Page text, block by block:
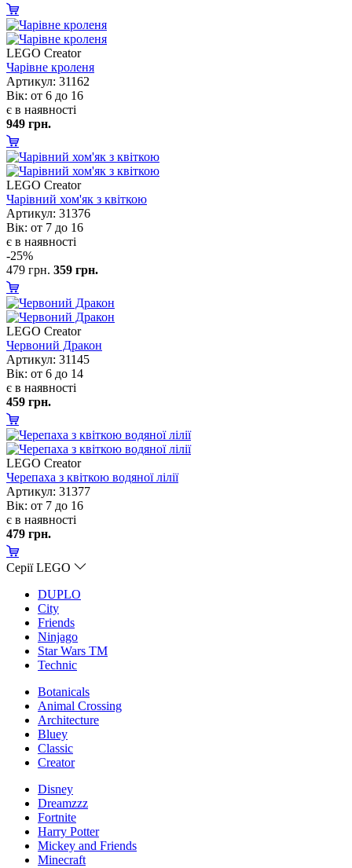
LEGO Creator
Чарівне кроленя
Артикул: 31162
ік: от 6 до 16
є в наявності
949 грн.
LEGO Creator
Чарівний хом'як з квіткою
Артикул: 31376
ік: от 7 до 16
є в наявності
-25%
479 грн. 359 грн.
LEGO Creator
Червоний Дракон
Артикул: 31145
ік: от 6 до 14
є в наявності
459 грн.
LEGO Creator
Черепаха з квіткою водяної лілії
Артикул: 31377
ік: от 7 до 16
є в наявності
479 грн.
Серії LEGO
DUPLO
City
Friends
Ninjago
Star Wars TM
Technic
Botanicals
Animal Crossing
Architecture
Bluey
Classic
Creator
Disney
Dreamzzz
Fortnite
Harry Potter
Mickey and Friends
Minecraft